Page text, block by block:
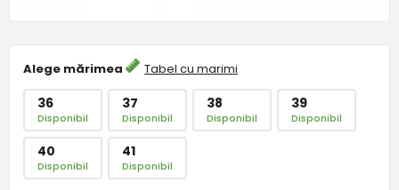
Alege mărimea Tabel cu marimi
36
Disponibil
37
Disponibil
38
Disponibil
39
Disponibil
40
Disponibil
41
Disponibil